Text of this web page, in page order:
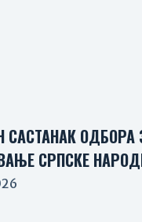
ОДБОРА
СРПСКЕ